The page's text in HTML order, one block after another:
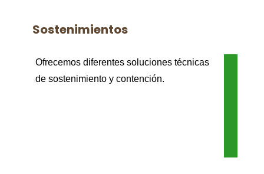
Sostenimientos
Ofrecemos diferentes soluciones técnicas
de sostenimiento y contención.